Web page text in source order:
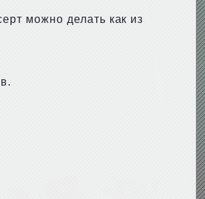
можно делать как из